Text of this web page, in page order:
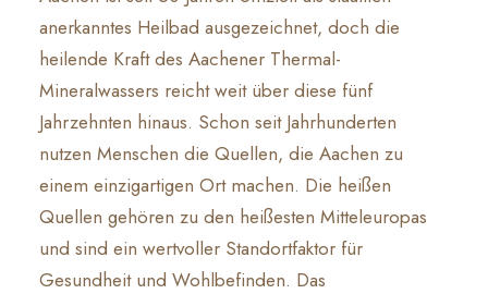
anerkanntes Heilbad ausgezeichnet, doch die
heilende Kraft des Aachener Thermal-
Mineralwassers reicht weit über diese fünf
Jahrzehnten hinaus. Schon seit Jahrhunderten
nutzen Menschen die Quellen, die Aachen zu
einem einzigartigen Ort machen. Die heißen
Quellen gehören zu den heißesten Mitteleuropas
und sind ein wertvoller Standortfaktor für
Gesundheit und Wohlbefinden. Das